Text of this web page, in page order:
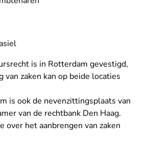
is in Rotterdam gevestigd,
van zaken kan op beide locaties
is ook de nevenzittingsplaats van
van de rechtbank Den Haag.
over het aanbrengen van zaken